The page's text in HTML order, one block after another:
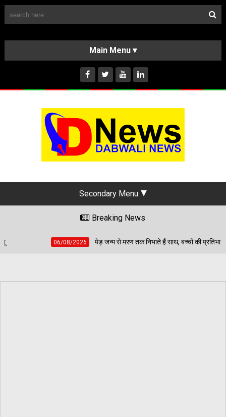
HOME
ABOUT US
INSTAGRAM
Secondary Menu
Breaking News
पेड़ जन्म से मरण तक निभाते हैं साथ, बच्चों की प्रतिभा चमकाकर वरिष्ठ नागरिकों ने दिया